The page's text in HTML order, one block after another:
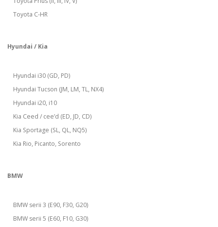
Toyota C-HR
Hyundai / Kia
Hyundai i30 (GD, PD)
Hyundai Tucson (JM, LM, TL, NX4)
Hyundai i20, i10
Kia Ceed / cee’d (ED, JD, CD)
Kia Sportage (SL, QL, NQ5)
Kia Rio, Picanto, Sorento
BMW
BMW serii 3 (E90, F30, G20)
BMW serii 5 (E60, F10, G30)